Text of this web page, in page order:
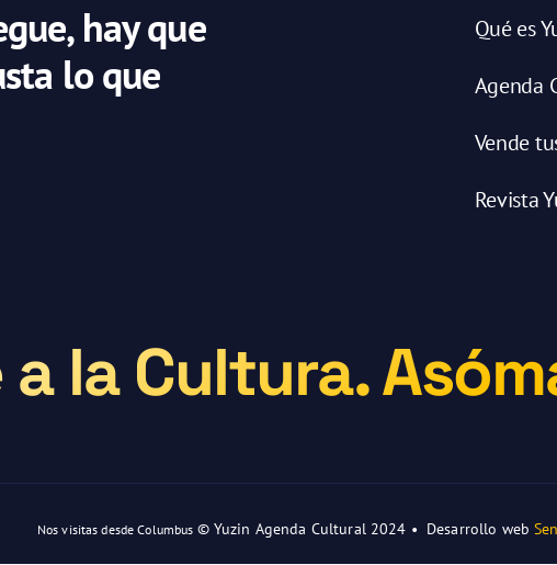
hay que
lo que
Qué es
Agenda
Vende
Revista
la Cultura.
Nos visitas desde Columbus © Yuzin Agenda Cultural 2024 • Desarrollo web